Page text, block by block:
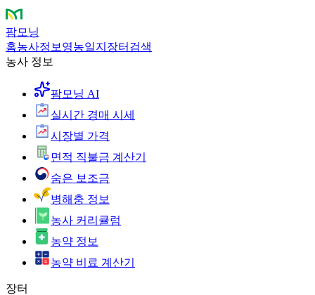
팜모닝
홈농사정보 영농일지 장터 검색
농사 정보
팜모닝 AI
실시간 경매 시세
시장별 가격
면적 직불금 계산기
숨은 보조금
병해충 정보
농사 커리큘럼
농약 정보
농약 비료 계산기
장터